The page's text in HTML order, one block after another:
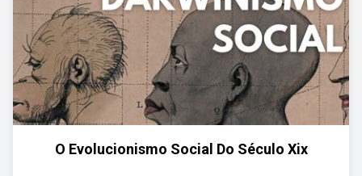
O Evolucionismo Social Do Século Xix